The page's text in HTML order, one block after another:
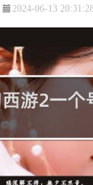
2024-06-13